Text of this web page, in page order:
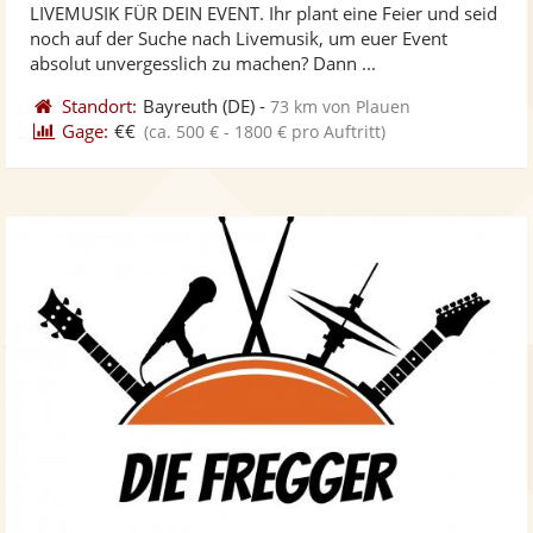
Fotos
5
LIVEMUSIK FÜR DEIN EVENT. Ihr plant eine Feier und seid
noch auf der Suche nach Livemusik, um euer Event
absolut unvergesslich zu machen? Dann ...
Standort: Bayreuth (DE) -73 km von Plauen
Gage: €€ (ca. 500 € - 1800 € pro Auftritt)